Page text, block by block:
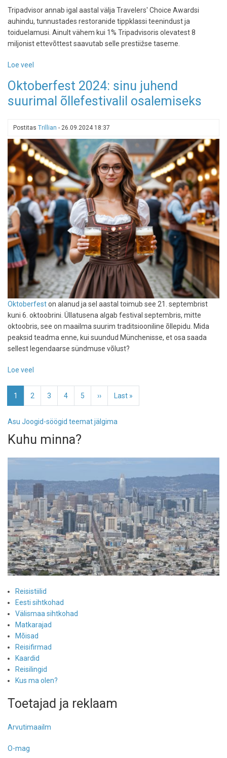
Tripadvisor annab igal aastal välja Travelers' Choice Awardsi
auhindu, tunnustades restoranide tippklassi teenindust ja
toiduelamusi. Ainult vähem kui 1% Tripadvisoris olevatest 8
miljonist ettevõttest saavutab selle prestiižse taseme.
Loe veel
millised
on
parimad
restoranid!
Oktoberfest 2024: sinu juhend
suurimal õllefestivalil osalemiseks
Postitas Trillian - 26.09.2024 18:37
Oktoberfeston alanud ja sel aastal toimub see 21. septembrist
kuni 6. oktoobrini. Üllatusena algab festival septembris, mitte
oktoobris, see on maailma suurim traditsiooniline õllepidu. Mida
peaksid teadma enne, kui suundud Münchenisse, et osa saada
sellest legendaarse sündmuse võlust?
Loe veel
2024:
suurimal
õllefestivalil
Pagination
Eesolev
leht
1 Page
2 Page
3 Page
4 Page
5
Järgmine
leht
››
Viimane
leht
Last »
Asu Joogid-söögid teemat jälgima
Kuhu minna?
Reisistiilid
Eesti sihtkohad
Välismaa sihtkohad
Matkarajad
Mõisad
Reisifirmad
Kaardid
Reisilingid
Kus ma olen?
Toetajad ja reklaam
Arvutimaailm
O-mag